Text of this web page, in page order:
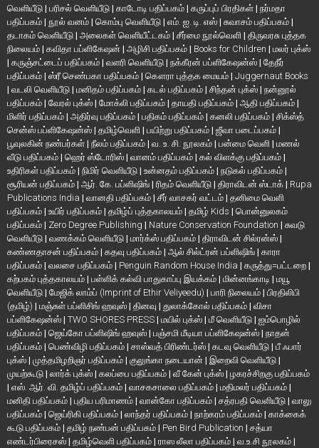
வெளியீடு | பரிசல் வெளியீடு | காடோடி பதிப்பகம் | கருப்புப் பிரதிகள் | நர்மதா
பதிப்பகம் | நூல் வனம் | கொம்பு வெளியீடு | எம். ஐ. டி. எஸ் | சுவாசம் பதிப்பகம் |
தடாகம் வெளியீடு | அலைகள் வெளியீட்டகம் | சீர்மை நூல்வெளி | திருவரசு புத்தக
நிலையம் | கவிதா பப்ளிகேஷன் | அழிசி பதிப்பகம் | Books for Children | மலர் புக்ஸ்
| கருஞ்சட்டைப் பதிப்பகம் | வளரி வெளியீடு | நக்கீரன் பப்ளிகேஷன்ஸ் | தேநீர்
பதிப்பகம் | ஸ்ரீ செண்பகா பதிப்பகம் | கௌரா புத்தக மையம் | Juggernaut Books
| வடலி வெளியீடு | மனிதம் பதிப்பகம் | கடல் பதிப்பகம் | சிந்தன் புக்ஸ் | நன்னூல்
பதிப்பகம் | வேரல் புக்ஸ் | மோக்லி பதிப்பகம் | தாயதி பதிப்பகம் | ஆதி பதிப்பகம் |
மிளிர் பதிப்பகம் | அதிர்வு பதிப்பகம் | பதிகம் பதிப்பகம் | கனலி பதிப்பகம் | சிக்ஸ்த்
சென்ஸ் பப்ளிகேஷன்ஸ் | தமிழ்வெளி | பயிற்று பதிப்பகம் | ஜீவா படைப்பகம் |
பூவுலகின் நண்பர்கள் | நீலம் பதிப்பகம் | வ. உ. சி. நூலகம் | பன்மை வெளி | மணல்
வீடு பதிப்பகம் | ஹெர் ஸ்டோரிஸ் | வானம் பதிப்பகம் | கல் விளக்கு பதிப்பகம் |
உதிரிகள் பதிப்பகம் | நிமிர் வெளியீடு | உன்னதம் பதிப்பகம் | நடுகல் பதிப்பகம் |
சூரியன் பதிப்பகம் | ஆர். கே. பப்ளிஷிங் | ரிதம் வெளியீடு | திராவிடன் ஸ்டாக் | Rupa
Publications India | வானதி பதிப்பகம் | சீர் வாசகர் வட்டம் | தனிமை வெளி
பதிப்பகம் | உயிர் பதிப்பகம் | தமிழ்ப் புத்தகாலயம் | தமிழ் Kids | பொன்னுலகம்
பதிப்பகம் | Zero Degree Publishing | Nature Conservation Foundation | சுவடு
வெளியீடு | வணக்கம் வெளியீடு | மார்க்ஸ் பதிப்பகம் | திராவிடன் சில்ரன்ஸ் |
கண்ணதாசன் பதிப்பகம் | கதவு பதிப்பகம் | ஆல் சில்ட்ரன் பப்ளிஷிங் | காரா
பதிப்பகம் | வலசை பதிப்பகம் | Penguin Random House India | கருத்து=பட்டறை |
கற்பகம் புத்தகாலயம் | பள்ளிக் கல்வி பாதுகாப்பு இயக்கம் | மின்னங்காடி | மயூ
வெளியீடு | மேஜிக் லாம்ப் (Imprint of Ethir Veliyeedu) | பாரி நிலையம் | பிரதிலிபி
(தமிழ்) | மஞ்சுள் பப்ளிசிங் ஹவுஸ் | தினவு | துலாக்கோல் பதிப்பகம் | விசா
பப்ளிகேஷன்ஸ் | TWO SHORES PRESS | மயில் புக்ஸ் | மீ வெளியீடு | ஐம்பொழில்
பதிப்பகம் | ஜெய்கோ பப்ளிஷிங் ஹவுஸ் | பஞ்சமி மீடியா பப்ளிகேஷன்ஸ் | நாதன்
பதிப்பகம் | பெண்விழி பதிப்பகம் | சாஸ்வத் பிரிண்டர்ஸ் | கடவு வெளியீடு | பீ ஃபார்
புக்ஸ் | முத்தமிழறிஞர் பதிப்பகம் | குலுங்கா நடையான் | இறைவி வெளியீடு |
முயற்கூடு | லார்க் புக்ஸ் | கலப்பை பதிப்பகம் | வீ கேன் புக்ஸ் | ழகரச்சிறகு பதிப்பகம்
| எஸ். ஆர். வி. தமிழ்ப் பதிப்பகம் | வாசகசாலை பதிப்பகம் | மதிமலர் பதிப்பகம் |
மனிதி பதிப்பகம் | புதிய பரிமாணம் | வான்கோ பதிப்பகம் | சத்ரபதி வெளியீடு | வாலு
பதிப்பகம் | ஜெய்ரிகி பதிப்பகம் | லாந்தர் பதிப்பகம் | நாற்கரம் பதிப்பகம் | காக்கைக்
கூடு பதிப்பகம் | தமிழ் நண்பன் பதிப்பகம் | Pen Bird Publication | சத்யா
எண்டர்பிரைசஸ் | தமிழ்வெளி பதிப்பகம் | ராஸ லீலா பதிப்பகம் | வ.உ.சி நூலகம் |